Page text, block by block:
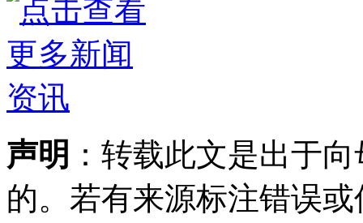
声明 ：转载此文是出于
的。若有来源标注错误